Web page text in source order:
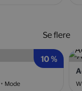
10 %
Mode
Se flere